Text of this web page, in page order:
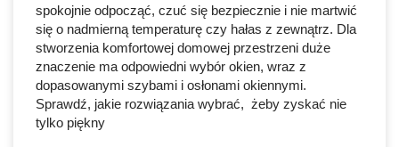
spokojnie odpocząć, czuć się bezpiecznie i nie martwić
się o nadmierną temperaturę czy hałas z zewnątrz. Dla
stworzenia komfortowej domowej przestrzeni duże
znaczenie ma odpowiedni wybór okien, wraz z
dopasowanymi szybami i osłonami okiennymi.
Sprawdź, jakie rozwiązania wybrać, żeby zyskać nie
tylko piękny